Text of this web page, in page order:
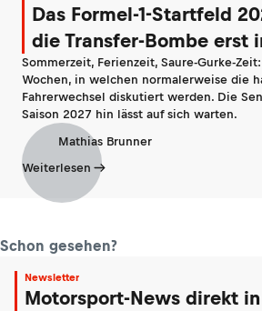
Das Formel-1-Startfeld
die Transfer-Bombe erst
Sommerzeit, Ferienzeit, Saure-Gurke-
Wochen, in welchen normalerweise die
Fahrerwechsel diskutiert werden. Die
Saison 2027 hin lässt auf sich warten.
Mathias Brunner
Weiterlesen
Schon gesehen?
Newsletter
Motorsport-News direkt